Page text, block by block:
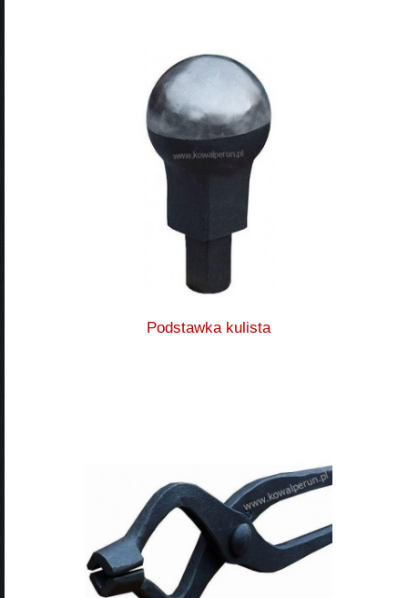
Podstawka kulista